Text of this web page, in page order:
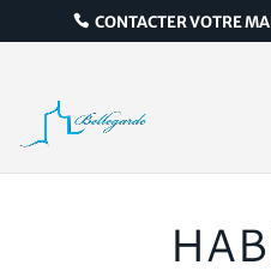
CONTACTER VOTRE